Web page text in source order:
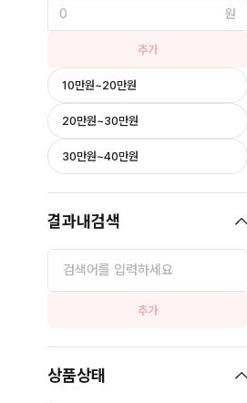
원
추가
10만원~20만원
20만원~30만원
30만원~40만원
결과내검색
추가
상품상태